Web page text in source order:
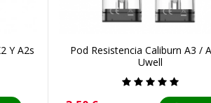
Y A2s
Pod Resistencia Caliburn A3 /
Uwell